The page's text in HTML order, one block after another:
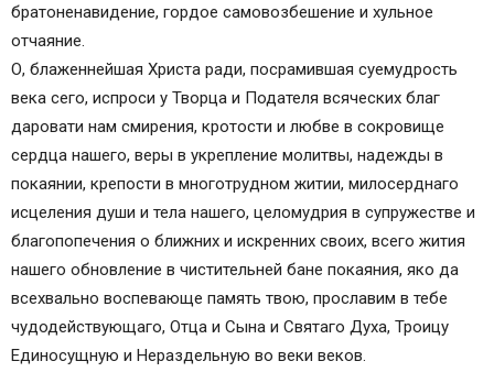
братоненавидение, гордое самовозбешение и хульное
отчаяние.
О, блаженнейшая Христа ради, посрамившая суемудрость
века сего, испроси у Творца и Подателя всяческих благ
даровати нам смирения, кротости и любве в сокровище
сердца нашего, веры в укрепление молитвы, надежды в
покаянии, крепости в многотрудном житии, милосерднаго
исцеления души и тела нашего, целомудрия в супружестве и
благопопечения о ближних и искренних своих, всего жития
нашего обновление в чистительней бане покаяния, яко да
всехвально воспевающе память твою, прославим в тебе
чудодействующаго, Отца и Сына и Святаго Духа, Троицу
Единосущную и Нераздельную во веки веков.